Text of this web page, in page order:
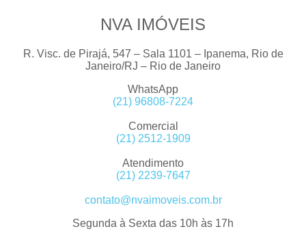
NVA IMÓVEIS
R. Visc. de Pirajá, 547 – Sala 1101 – Ipanema, Rio de
Janeiro/RJ – Rio de Janeiro
WhatsApp
(21) 96808-7224
Comercial
(21) 2512-1909
Atendimento
(21) 2239-7647
contato@nvaimoveis.com.br
Segunda à Sexta das 10h às 17h